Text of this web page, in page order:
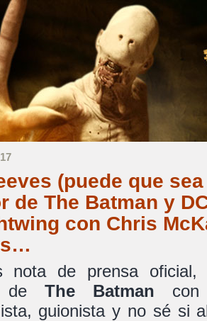
(puede que
de The Batman y
con Chris
nota de prensa
de The Batman
guionista y no sé si